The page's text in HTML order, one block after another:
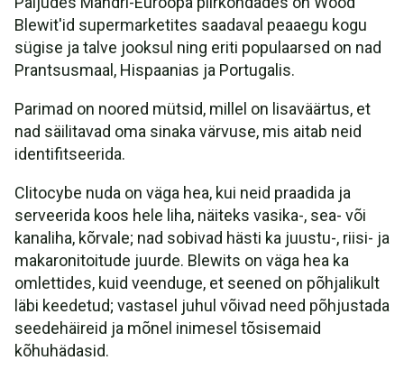
Blewit'id supermarketites saadaval peaaegu kogu
sügise ja talve jooksul ning eriti populaarsed on nad
Prantsusmaal, Hispaanias ja Portugalis.
Parimad on noored mütsid, millel on lisaväärtus, et
nad säilitavad oma sinaka värvuse, mis aitab neid
identifitseerida.
Clitocybe nuda on väga hea, kui neid praadida ja
serveerida koos hele liha, näiteks vasika-, sea- või
kanaliha, kõrvale; nad sobivad hästi ka juustu-, riisi- ja
makaronitoitude juurde. Blewits on väga hea ka
omlettides, kuid veenduge, et seened on põhjalikult
läbi keedetud; vastasel juhul võivad need põhjustada
seedehäireid ja mõnel inimesel tõsisemaid
kõhuhädasid.